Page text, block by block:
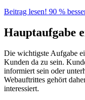
Beitrag lesen! 90 %
Hauptaufgabe
Die wichtigste Aufgabe
Kunden da zu sein.
informiert sein oder
Webauftrittes gehört
interessiert.